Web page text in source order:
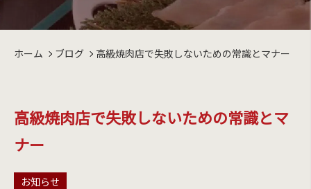
ホーム ブログ 高級焼肉店で失敗しないための常識とマナー
高級焼肉店で失敗しないための常識とマ
ナー
お知らせ